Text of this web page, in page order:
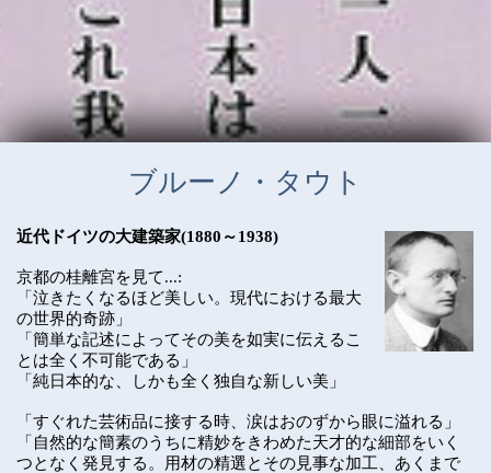
ブルーノ・タウト
近代ドイツの大建築家(1880 ～1938)
京都の桂離宮を見て...:
「泣きたくなるほど美しい。現代における最大
の世界的奇跡」
「簡単な記述によってその美を如実に伝えるこ
とは全く不可能である」
「純日本的な、しかも全く独自な新しい美」
「すぐれた芸術品に接する時、涙はおのずから眼に溢れる」
「自然的な簡素のうちに精妙をきわめた天才的な細部をいく
つとなく発見する。用材の精選とその見事な加工、あくまで